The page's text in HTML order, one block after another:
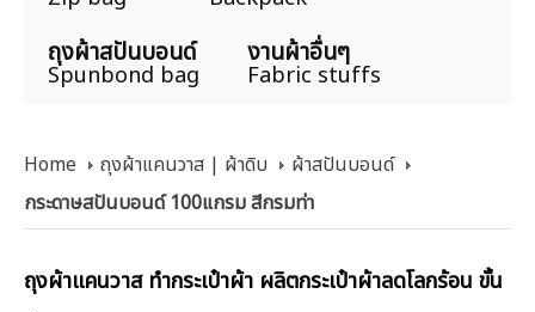
ถุงผ้าสปันบอนด์
Spunbond bag
งานผ้าอื่นๆ
Fabric stuffs
Home ถุงผ้าแคนวาส | ผ้าดิบ
ผ้าสปันบอนด์
กระดาษสปันบอนด์ 100แกรม สีกรมท่า
ถุงผ้าแคนวาส ทำกระเป๋าผ้า ผลิตกระเป๋าผ้าลดโลกร้อน ขั้น